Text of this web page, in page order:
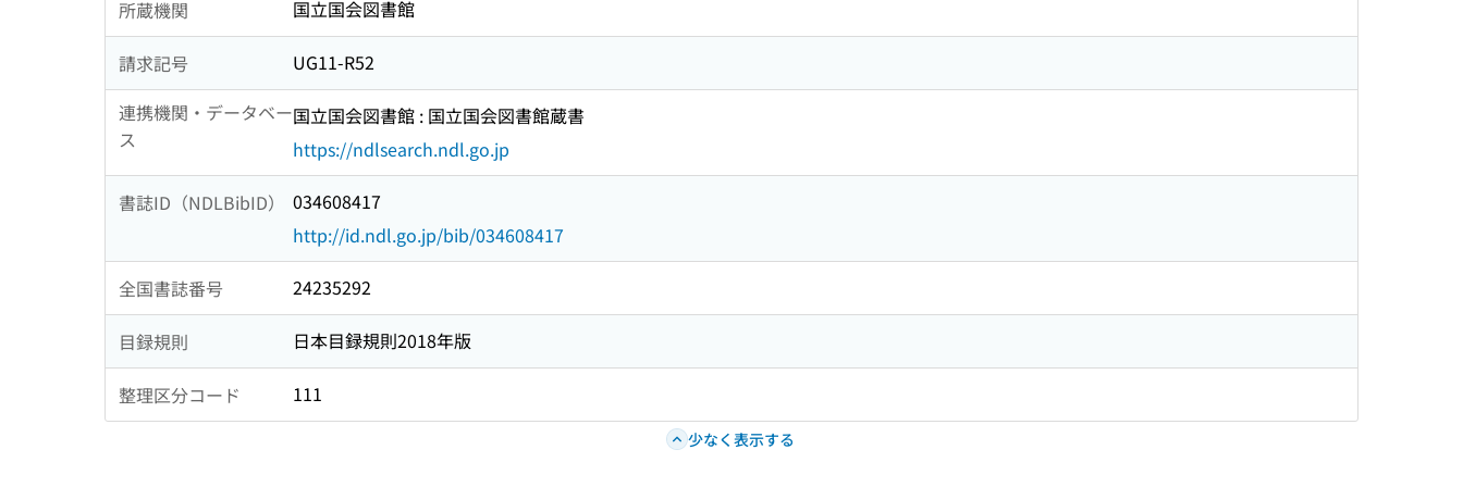
所蔵機関 国立国会図書館
請求記号
UG11-R52
連携機関・データベー
ス
国立国会図書館 : 国立国会図書館蔵書
https://ndlsearch.ndl.go.jp
書誌ID（NDLBibID）
034608417
http://id.ndl.go.jp/bib/034608417
全国書誌番号 24235292
目録規則 日本目録規則2018年版
整理区分コード 111
少なく表示する